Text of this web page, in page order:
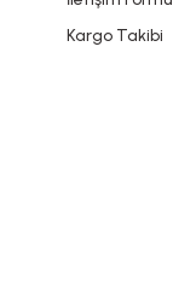
Kargo Takibi